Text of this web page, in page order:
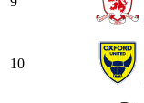
10